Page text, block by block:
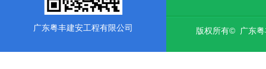
广东粤丰建安工程有限公司 版权所有© 广东